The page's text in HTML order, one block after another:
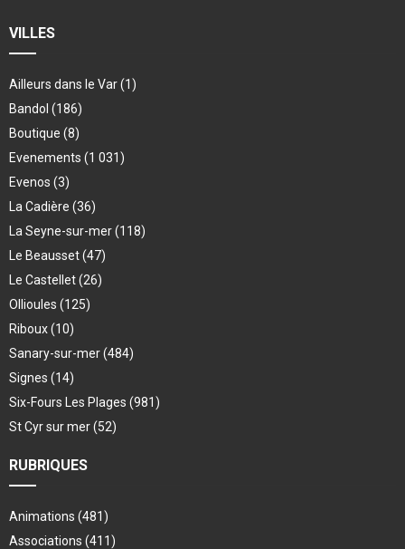
VILLES
Ailleurs dans le Var(1)
Bandol (186)
Boutique (8)
Evenements (1 031)
Evenos (3)
La Cadière (36)
La Seyne-sur-mer(118)
Le Beausset(47)
Le Castellet(26)
Ollioules (125)
Riboux(10)
Sanary-sur-mer(484)
Signes (14)
Six-Fours Les Plages (981)
St Cyr sur mer(52)
RUBRIQUES
Animations (481)
Associations (411)